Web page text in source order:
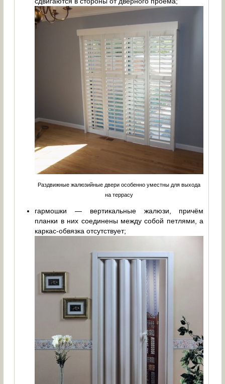
Раздвижные жалюзийные двери особенно уместны для выхода
на террасу
гармошки — вертикальные жалюзи, причём
планки в них соединены между собой петлями, а
каркас-обвязка отсутствует;